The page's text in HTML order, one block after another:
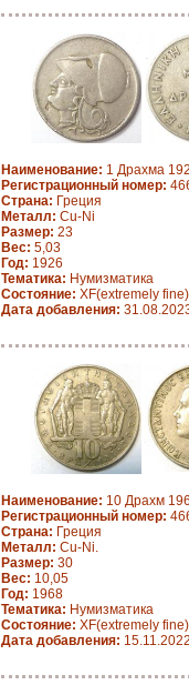
Наименование: 1 Драхма
Регистрационный номер:
Страна: Греция
Металл: Cu-Ni
Размер: 23
Вес: 5,03
Год: 1926
Тематика: Нумизматика
Состояние: XF(extremely fine)
Дата добавления:
Наименование: 10 Драхм
Регистрационный номер:
Страна: Греция
Металл: Cu-Ni.
Размер: 30
Вес: 10,05
Год: 1968
Тематика: Нумизматика
Состояние: XF(extremely fine)
Дата добавления: